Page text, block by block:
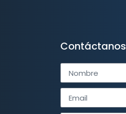
Contáctanos